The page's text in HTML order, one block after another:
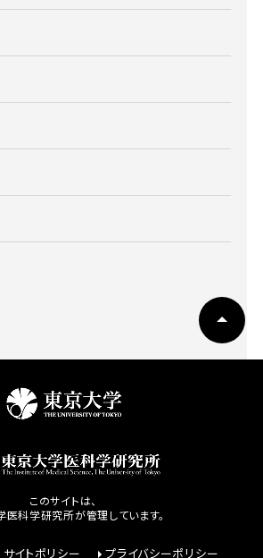
このサイトは、
医科学研究所が管理しています。
サイトポリシー プライバシーポリシー